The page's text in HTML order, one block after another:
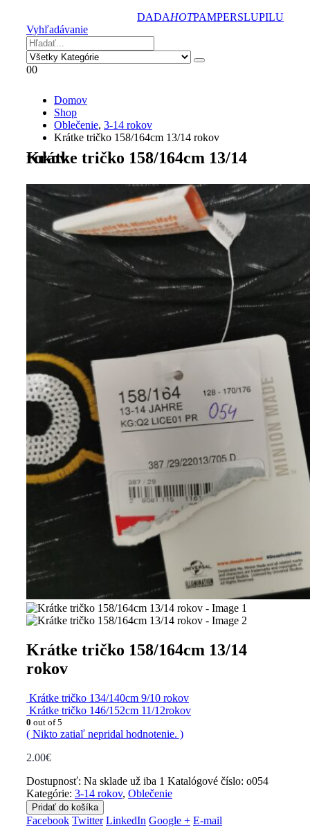
DADAHOTPAMPERSLUPILU
Vyhľadávanie
00
Domov
Shop
Oblečenie, 3-14 rokov
Krátke tričko 158/164cm 13/14 rokov
Krátke tričko 158/164cm 13/14 rokov
Krátke tričko 158/164cm 13/14
rokov
Krátke tričko 134/140cm 9/10 rokov
Krátke tričko 146/152cm 11/12rokov
0 out of 5
( Nikto zatiaľ nepridal hodnotenie. )
2.00€
Dostupnosť: Na sklade už iba 1 Katalógové číslo: o054
Kategórie: 3-14 rokov, Oblečenie
Pridať do košíka
Facebook Twitter LinkedIn Google + E-mail